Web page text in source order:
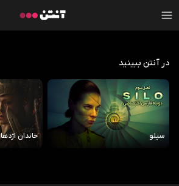
در آنتن ببینید
سیلو خاندان اژدها